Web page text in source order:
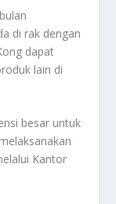
di rak dengan
dapat
lain di
besar untuk
Kantor